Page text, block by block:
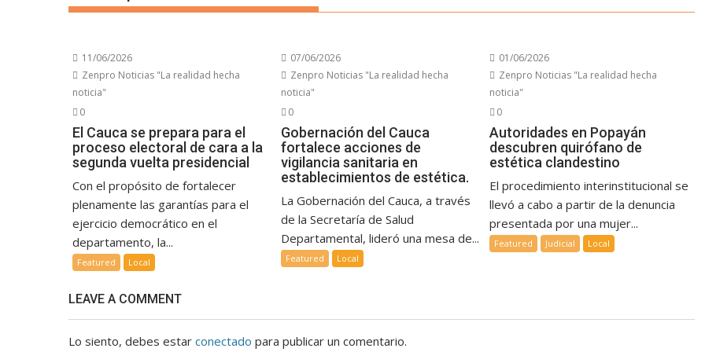
11/06/2026
Zenpro Noticias "La realidad hecha
noticia"
0
El Cauca se prepara para el
proceso electoral de cara a la
segunda vuelta presidencial
Con el propósito de fortalecer
plenamente las garantías para el
ejercicio democrático en el
departamento, la...
Featured Local
07/06/2026
Zenpro Noticias "La realidad hecha
noticia"
0
Gobernación del Cauca
fortalece acciones de
vigilancia sanitaria en
establecimientos de estética.
La Gobernación del Cauca, a través
de la Secretaría de Salud
Departamental, lideró una mesa de...
Featured Local
01/06/2026
Zenpro Noticias "La realidad hecha
noticia"
0
Autoridades en Popayán
descubren quirófano de
estética clandestino
El procedimiento interinstitucional se
llevó a cabo a partir de la denuncia
presentada por una mujer...
Featured Judicial Local
LEAVE A COMMENT
Lo siento, debes estar conectado para publicar un comentario.